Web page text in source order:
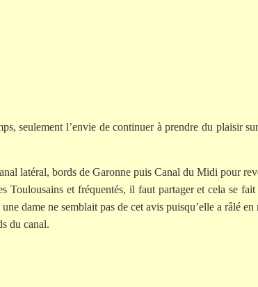
seulement l’envie de continuer à prendre du plaisir
latéral, bords de Garonne puis Canal du Midi pour
Toulousains et fréquentés, il faut partager et cela se
dame ne semblait pas de cet avis puisqu’elle a râlé
du canal.